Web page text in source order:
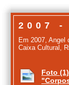
2007 -
Em 2007, Angel
Caixa Cultural,
Foto